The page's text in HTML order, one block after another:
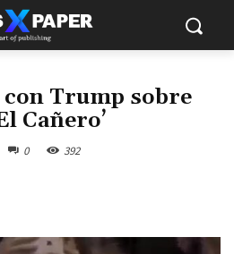
Trump sobre
Cañero’
0 392